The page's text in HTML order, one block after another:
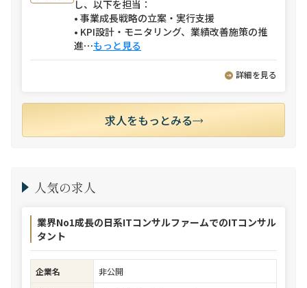
し、以下を担当：
• 事業成長戦略の立案・実行支援
• KPI設計・モニタリング、業績改善施策の推
進⋯もっと見る
詳細を見る
求人をもっとみる
人気の求人
業界No1成長の日系ITコンサルファームでのITコンサル
タント
企業名
非公開